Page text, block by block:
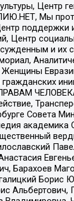
Центр
Мы
поддержки
Центр
и их
Совета
Барахоев
Борис
Альбертович,